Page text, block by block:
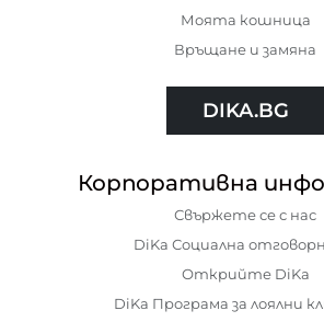
Моята кошница
Връщане и замяна
DIKA.BG
Корпоративна
Свържете се с нас
DiKa Социална
Открийте DiKa
DiKa Програма за лоялни